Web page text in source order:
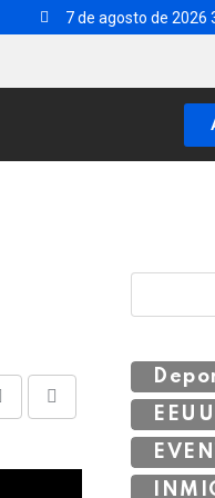
7 de agosto de 2026
EEUU